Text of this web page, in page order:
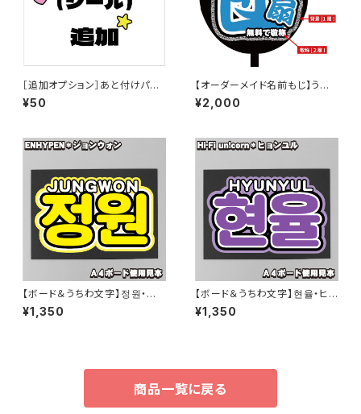
［追加オプション］あと付けパー
ツ（シール）追加【ボード＆うちわ
文字】
¥50
【オーダーメイド名前もじ】うち
わ１枚サイズ【プリントうちわ文
字】
¥2,000
【ボード＆うちわ文字】정원・ジョ
ンウォン② 即納 【ENHYPEN】
¥1,350
【ボード＆うちわ文字】현율・ヒョ
ンユル ③HYUNYUL 即納 【Hi-
Fi unicorn】
¥1,350
商品一覧に戻る